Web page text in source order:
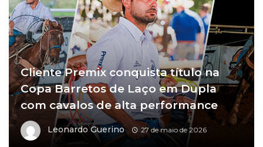
Cliente Premix conquista título na
Copa Barretos de Laço em Dupla
com cavalos de alta performance
Leonardo Guerino 27 de maio de 2026